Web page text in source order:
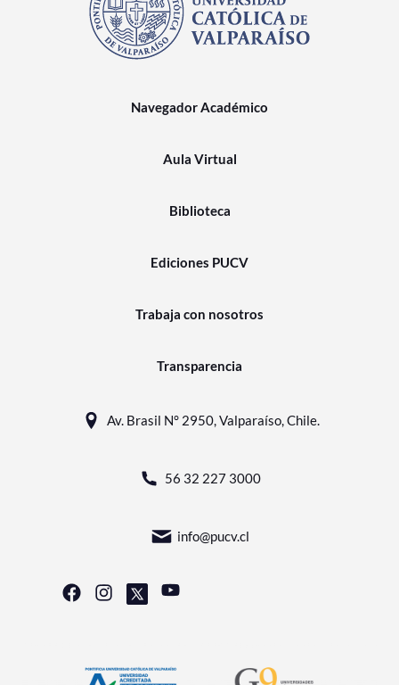
Navegador Académico
Aula Virtual
Biblioteca
Ediciones PUCV
Trabaja con nosotros
Transparencia
Av. Brasil N° 2950, Valparaíso, Chile.
56 32 227 3000
info@pucv.cl